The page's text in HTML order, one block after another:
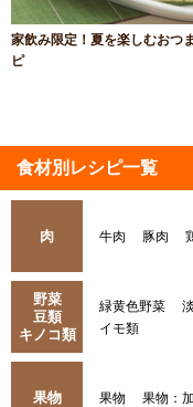
家飲み限定！夏を楽しむおつ
ピ
食材別レシピ一覧
肉 牛肉 豚肉
野菜
豆類
キノコ類
緑黄色野菜
イモ類
果物 果物 果物：